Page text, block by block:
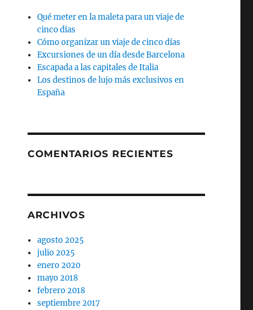
Qué meter en la maleta para un viaje de
cinco días
Cómo organizar un viaje de cinco días
Excursiones de un día desde Barcelona
Escapada a las capitales de Italia
Los destinos de lujo más exclusivos en
España
COMENTARIOS RECIENTES
ARCHIVOS
agosto 2025
julio 2025
enero 2020
mayo 2018
febrero 2018
septiembre 2017